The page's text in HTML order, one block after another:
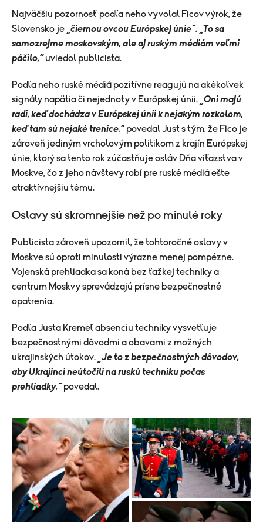
Najväčšiu pozornosť podľa neho vyvolal Ficov výrok, že
Slovensko je „čiernou ovcou Európskej únie“.
„To sa
samozrejme moskovským, ale aj ruským médiám veľmi
páčilo,“ uviedol publicista.
Podľa neho ruské médiá pozitívne reagujú na akékoľvek
signály napätia či nejednoty v Európskej únii.
„Oni majú
radi, keď dochádza v Európskej únii k nejakým rozkolom,
keď tam sú nejaké trenice,“ povedal Just s tým, že Fico je
zároveň jediným vrcholovým politikom z krajín Európskej
únie, ktorý sa tento rok zúčastňuje osláv Dňa víťazstva v
Moskve, čo z jeho návštevy robí pre ruské médiá ešte
atraktívnejšiu tému.
Oslavy sú skromnejšie než po minulé roky
Publicista zároveň upozornil, že tohtoročné oslavy v
Moskve sú oproti minulosti výrazne menej pompézne.
Vojenská prehliadka sa koná bez ťažkej techniky a
centrum Moskvy sprevádzajú prísne bezpečnostné
opatrenia.
​Podľa Justa Kremeľ absenciu techniky vysvetľuje
bezpečnostnými dôvodmi a obavami z možných
ukrajinských útokov.
„Je to z bezpečnostných dôvodov,
aby Ukrajinci neútočili na ruskú techniku počas
prehliadky,“povedal.